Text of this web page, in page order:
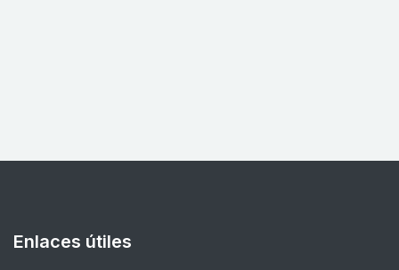
Enlaces útiles